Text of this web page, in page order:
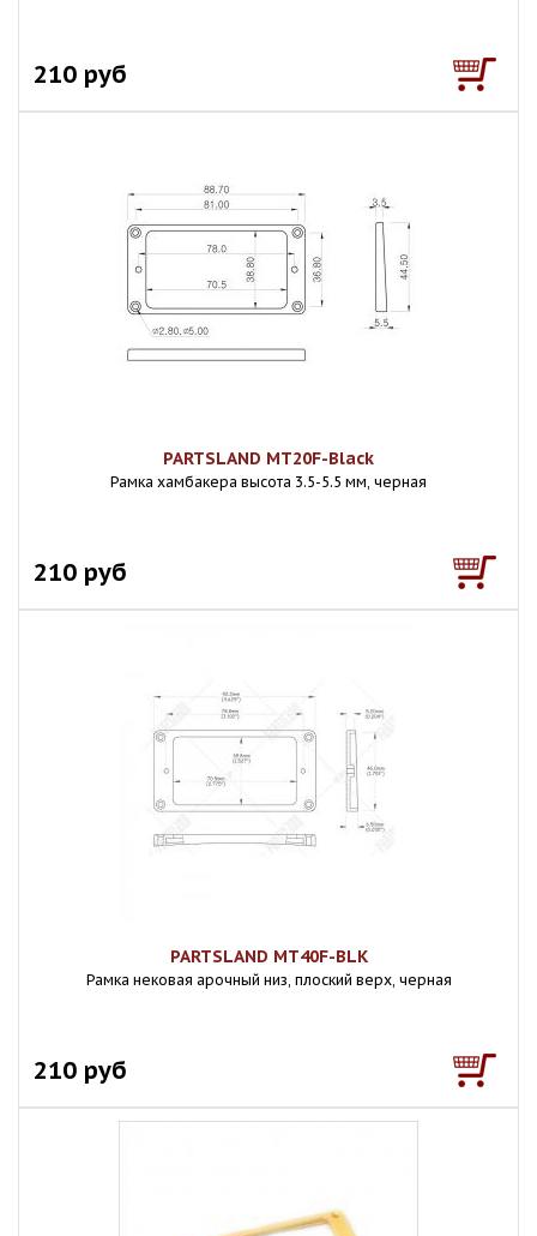
210 руб
PARTSLAND MT20F-Black
Рамка хамбакера высота 3.5-5.5 мм, черная
210 руб
PARTSLAND MT40F-BLK
Рамка нековая арочный низ, плоский верх, черная
210 руб